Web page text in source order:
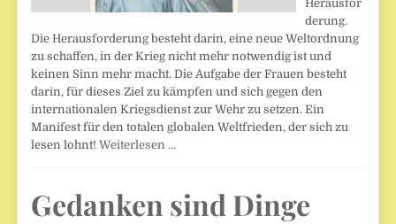
Herausfor
derung.
Die Herausforderung besteht darin, eine neue Weltordnung
zu schaffen, in der Krieg nicht mehr notwendig ist und
keinen Sinn mehr macht. Die Aufgabe der Frauen besteht
darin, für dieses Ziel zu kämpfen und sich gegen den
internationalen Kriegsdienst zur Wehr zu setzen. Ein
Manifest für den totalen globalen Weltfrieden, der sich zu
lesen lohnt!Weiterlesen …
Gedanken sind Dinge